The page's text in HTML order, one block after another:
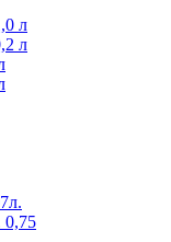
л
л
0,75